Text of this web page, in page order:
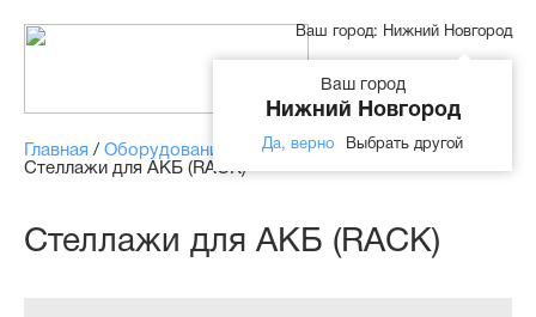
Ваш город: Нижний Новгород
Ваш город
Нижний Новгород
Да, верно Выбрать другой
Главная / Оборудование Опции и комплектующие/
Стеллажи для АКБ (RACK)
Стеллажи для АКБ (RACK)